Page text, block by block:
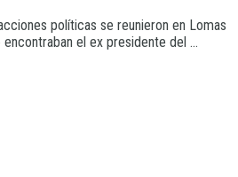
políticas se reunieron en Lomas
el ex presidente del ...